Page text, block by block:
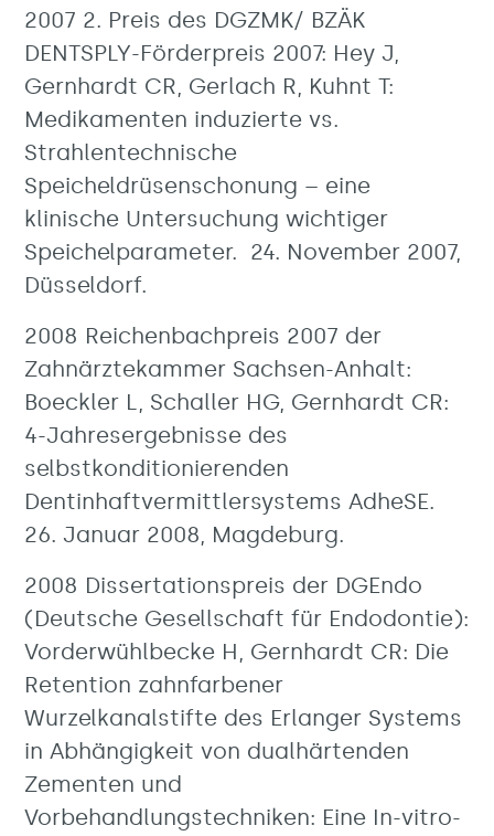
2007 2. Preis des DGZMK/ BZÄK
DENTSPLY-Förderpreis 2007: Hey J,
Gernhardt CR, Gerlach R, Kuhnt T:
Medikamenten induzierte vs.
Strahlentechnische
Speicheldrüsenschonung – eine
klinische Untersuchung wichtiger
Speichelparameter. 24. November 2007,
Düsseldorf.
2008 Reichenbachpreis 2007 der
Zahnärztekammer Sachsen-Anhalt:
Boeckler L, Schaller HG, Gernhardt CR:
4-Jahresergebnisse des
selbstkonditionierenden
Dentinhaftvermittlersystems AdheSE.
26. Januar 2008, Magdeburg.
2008 Dissertationspreis der DGEndo
(Deutsche Gesellschaft für Endodontie):
Vorderwühlbecke H, Gernhardt CR: Die
Retention zahnfarbener
Wurzelkanalstifte des Erlanger Systems
in Abhängigkeit von dualhärtenden
Zementen und
Vorbehandlungstechniken: Eine In-vitro-